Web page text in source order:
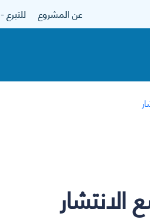
عن المشروع للتبرع - donate
الانتشار